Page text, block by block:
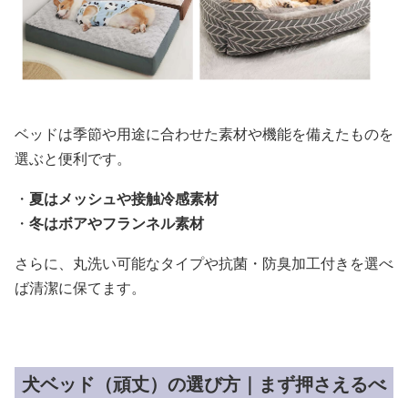
ベッドは季節や用途に合わせた素材や機能を備えたものを
選ぶと便利です。
・ 夏はメッシュや接触冷感素材
・ 冬はボアやフランネル素材
さらに、丸洗い可能なタイプや抗菌・防臭加工付きを選べ
ば清潔に保てます。
犬ベッド（頑丈）の選び方｜まず押さえるべ